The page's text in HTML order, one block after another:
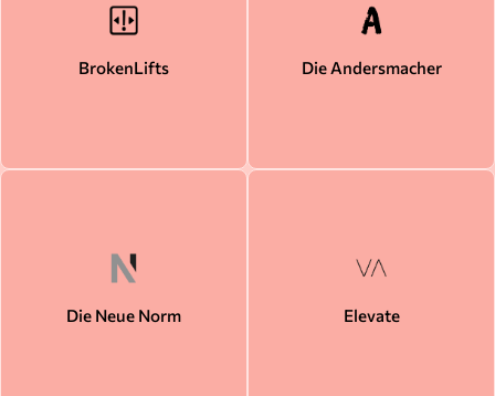
BrokenLifts Die Andersmacher
Die Neue Norm Elevate